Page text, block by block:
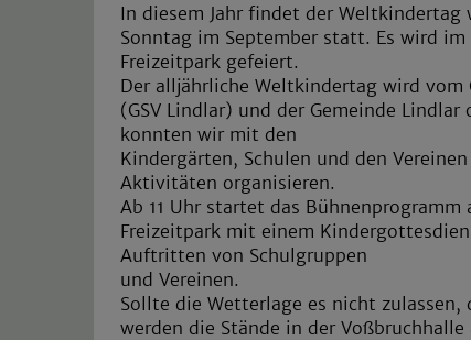
In diesem Jahr findet der
Sonntag im September statt. Es wird
Freizeitpark gefeiert.
Der alljährliche Weltkindertag wird vom
(GSV Lindlar) und der Gemeinde Lindlar
konnten wir mit den
Kindergärten, Schulen und den
Aktivitäten organisieren.
Ab 11 Uhr startet das
Freizeitpark mit einem
Auftritten von Schulgruppen
und Vereinen.
Sollte die Wetterlage es nicht zulassen,
werden die Stände in der Voßbruchhalle